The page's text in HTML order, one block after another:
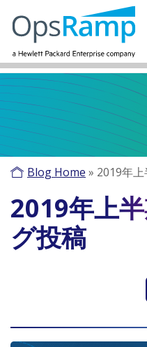
Blog Home » 2019年
2019年上
グ投稿